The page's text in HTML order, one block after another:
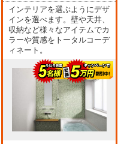
インテリアを選ぶようにデザ
インを選べます。壁や天井、
収納など様々なアイテムでカ
ラーや質感をトータルコーデ
ィネート。